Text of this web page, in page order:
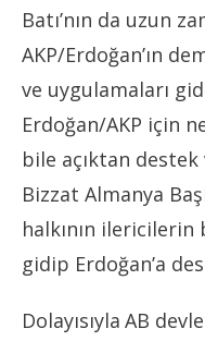
Batı’nın da uzun
AKP/Erdoğan’ın
ve uygulamaları
Erdoğan/AKP için
bile açıktan destek
Bizzat Almanya
halkının ilericilerin
gidip Erdoğan’a
Dolayısıyla AB